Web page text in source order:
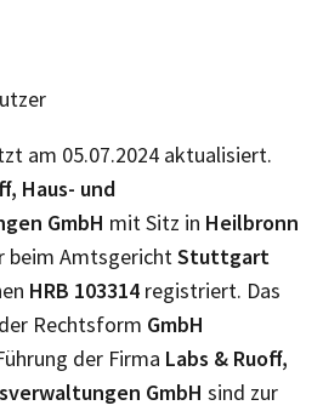
am 05.07.2024 aktualisiert.
Haus- und
GmbH mit Sitz in Heilbronn
beim AmtsgerichtStuttgart
HRB 103314 registriert. Das
Rechtsform GmbH
der Firma Labs & Ruoff,
GmbH sind zur